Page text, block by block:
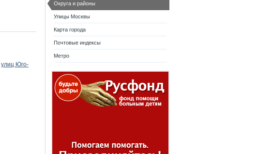
улиц Юго-
Округа и районы
Улицы Москвы
Карта города
Почтовые индексы
Метро